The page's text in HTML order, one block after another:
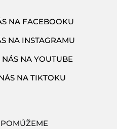
NA FACEBOOKU
NA INSTAGRAMU
NA YOUTUBE
NA TIKTOKU